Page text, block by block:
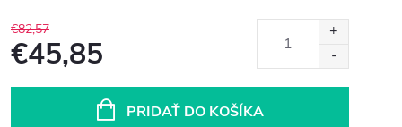
€82,57
€45,85
PRIDAŤ DO KOŠÍKA